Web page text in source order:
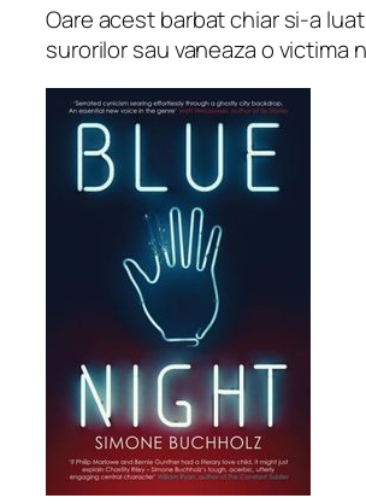
Oare acest barbat chiar si-a
surorilor sau vaneaza o victima